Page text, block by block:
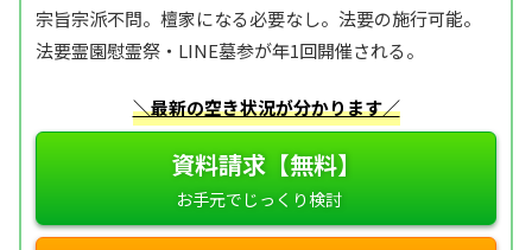
宗旨宗派不問。檀家になる必要なし。法要の施行可能。
法要霊園慰霊祭・LINE墓参が年1回開催される。
＼最新の空き状況が分かります／
資料請求【無料】